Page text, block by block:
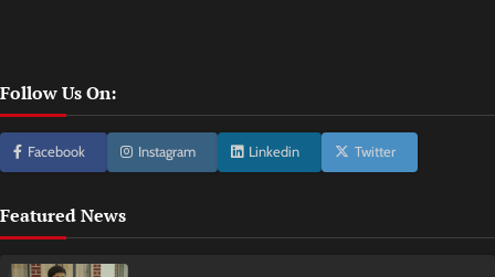
Follow Us On:
Facebook Instagram Linkedin Twitter
Featured News